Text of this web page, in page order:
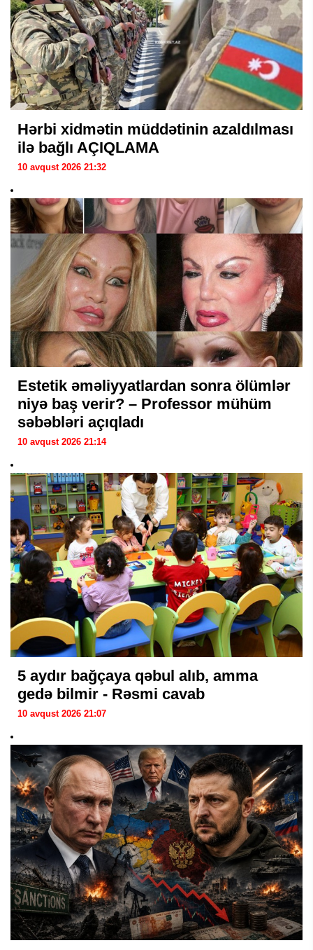
Hərbi xidmətin müddətinin azaldılması
ilə bağlı AÇIQLAMA
10 avqust 2026 21:32
Estetik əməliyyatlardan sonra ölümlər
niyə baş verir? – Professor mühüm
səbəbləri açıqladı
10 avqust 2026 21:14
5 aydır bağçaya qəbul alıb, amma
gedə bilmir - Rəsmi cavab
10 avqust 2026 21:07